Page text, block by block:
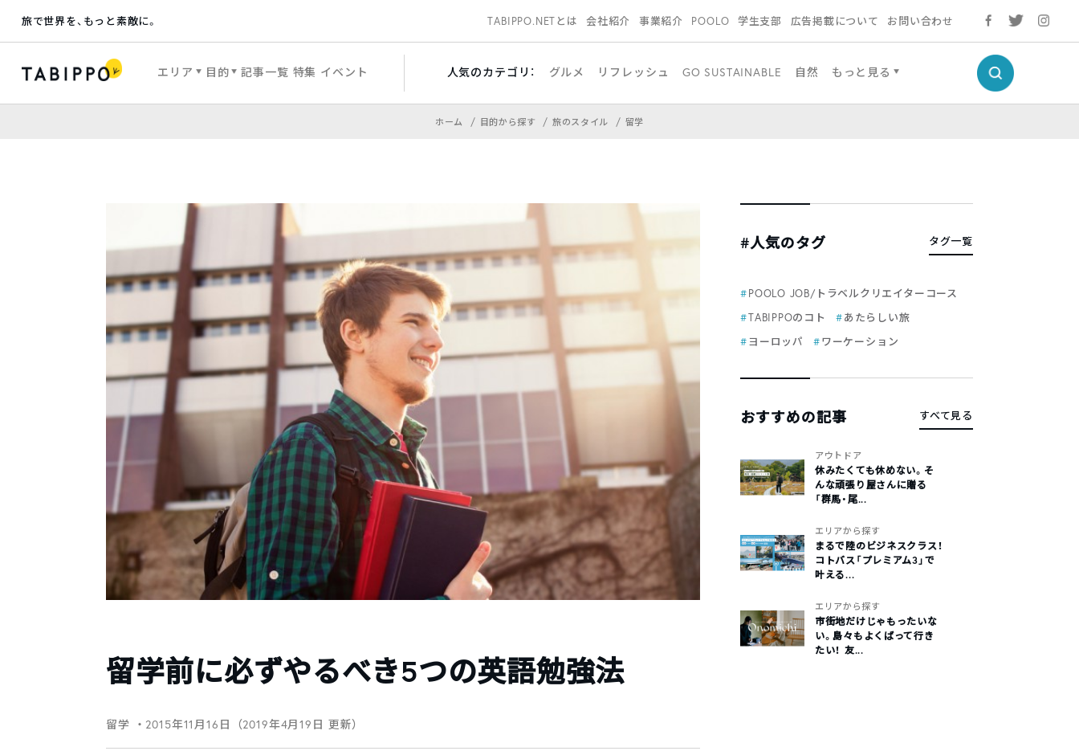
旅で世界を、もっと素敵に。 TABIPPO.NETとは 会社紹介 事業紹介 POOLO 学生支部 広告掲載について お問い合わせ
エリア 目的 記事一覧 特集 イベント 人気のカテゴリ： グルメ リフレッシュ GO SUSTAINABLE 自然 もっと見る
ホーム 目的から探す 旅のスタイル 留学
留学前に必ずやるべき5つの英語勉強法
留学 ・2015年11月16日（2019年4月19日 更新）
#人気のタグ タグ一覧
POOLO JOB/トラベルクリエイターコース
TABIPPOのコト
あたらしい旅
ヨーロッパ
ワーケーション
おすすめの記事 すべて見る
アウトドア
休みたくても休めない。そ
んな頑張り屋さんに贈る
「群馬・尾...
エリアから探す
まるで陸のビジネスクラス！
コトバス「プレミアム3」で
叶える...
エリアから探す
市街地だけじゃもったいな
い。島々もよくばって行き
たい！ 友...